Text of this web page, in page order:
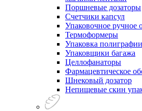
Поршневые дозаторы
Счетчики капсул
Упаковочное ручное
Термоформеры
Упаковка полиграфии
Упаковщики багажа
Целлофанаторы
Фармацевтическое
Шнековый дозатор
Непищевые скин